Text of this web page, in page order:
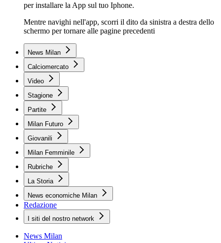
per installare la App sul tuo Iphone.
Mentre navighi nell'app, scorri il dito da sinistra a destra dello
schermo per tornare alle pagine precedenti
News Milan
Calciomercato
Video
Stagione
Partite
Milan Futuro
Giovanili
Milan Femminile
Rubriche
La Storia
News economiche Milan
Redazione
I siti del nostro network
News Milan